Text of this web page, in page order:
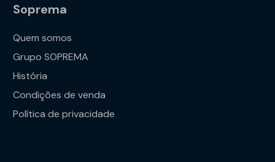
Soprema
Quem somos
Grupo SOPREMA
História
Condições de venda
Política de privacidade